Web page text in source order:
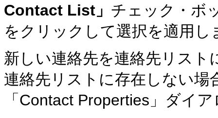
Contact List」 チェック・ボ
をクリックして選択を適用し
新しい連絡先を連絡先リス
連絡先リストに存在しない場
「Contact Properties」ダイ